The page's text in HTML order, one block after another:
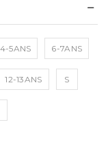
4-5ANS 6-7ANS
12-13ANS S